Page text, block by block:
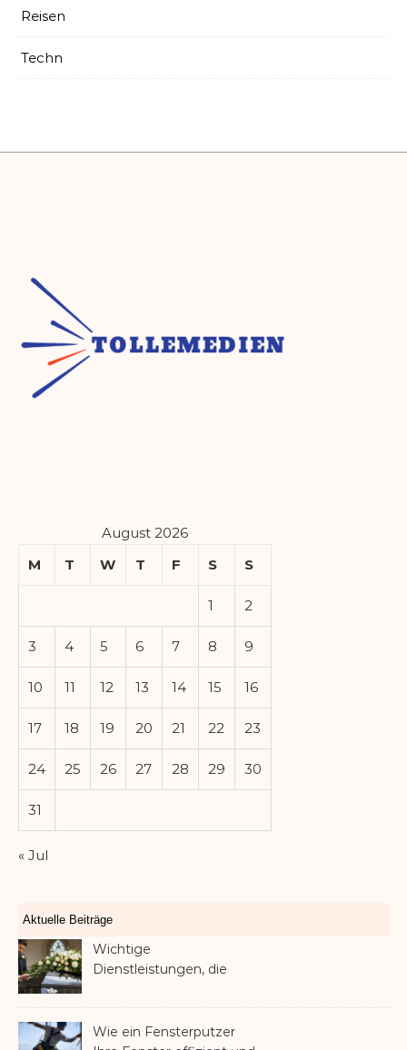
Reisen
Techn
August 2026
M
T W T F S S
1 2
3 4 5 6 7 8 9
10 11 12 13 14 15 16
17 18 19 20 21 22 23
24 25 26 27 28 29 30
31
« Jul
Aktuelle Beiträge
Wichtige
Dienstleistungen, die
Verlust eines geliebten
Menschen helfen können
Wie ein Fensterputzer